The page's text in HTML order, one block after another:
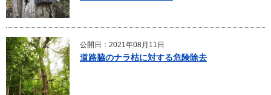
公開日：2021年08月11日
道路脇のナラ枯に対する危険除去